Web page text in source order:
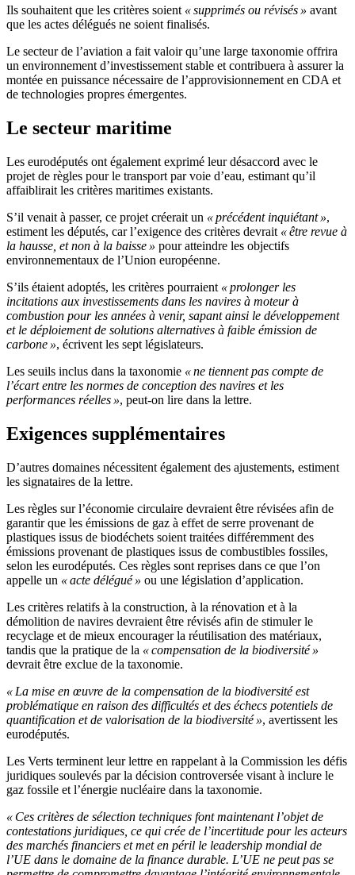
Ils souhaitent que les critères soient « supprimés ou révisés » avant
que les actes délégués ne soient finalisés.
Le secteur de l’aviation a fait valoir qu’une large taxonomie offrira
un environnement d’investissement stable et contribuera à assurer la
montée en puissance nécessaire de l’approvisionnement en CDA et
de technologies propres émergentes.
Le secteur maritime
Les eurodéputés ont également exprimé leur désaccord avec le
projet de règles pour le transport par voie d’eau, estimant qu’il
affaiblirait les critères maritimes existants.
S’il venait à passer, ce projet créerait un « précédent inquiétant »,
estiment les députés, car l’exigence des critères devrait « être revue à
la hausse, et non à la baisse » pour atteindre les objectifs
environnementaux de l’Union européenne.
S’ils étaient adoptés, les critères pourraient « prolonger les
incitations aux investissements dans les navires à moteur à
combustion pour les années à venir, sapant ainsi le développement
et le déploiement de solutions alternatives à faible émission de
carbone », écrivent les sept législateurs.
Les seuils inclus dans la taxonomie « ne tiennent pas compte de
l’écart entre les normes de conception des navires et les
performances réelles », peut-on lire dans la lettre.
Exigences supplémentaires
D’autres domaines nécessitent également des ajustements, estiment
les signataires de la lettre.
Les règles sur l’économie circulaire devraient être révisées afin de
garantir que les émissions de gaz à effet de serre provenant de
plastiques issus de biodéchets soient traitées différemment des
émissions provenant de plastiques issus de combustibles fossiles,
selon les eurodéputés. Ces règles sont reprises dans ce que l’on
appelle un « acte délégué » ou une législation d’application.
Les critères relatifs à la construction, à la rénovation et à la
démolition de navires devraient être révisés afin de stimuler le
recyclage et de mieux encourager la réutilisation des matériaux,
tandis que la pratique de la « compensation de la biodiversité »
devrait être exclue de la taxonomie.
« La mise en œuvre de la compensation de la biodiversité est
problématique en raison des difficultés et des échecs potentiels de
quantification et de valorisation de la biodiversité », avertissent les
eurodéputés.
Les Verts terminent leur lettre en rappelant à la Commission les défis
juridiques soulevés par la décision controversée visant à inclure le
gaz fossile et l’énergie nucléaire dans la taxonomie.
« Ces critères de sélection techniques font maintenant l’objet de
contestations juridiques, ce qui crée de l’incertitude pour les acteurs
des marchés financiers et met en péril le leadership mondial de
l’UE dans le domaine de la finance durable. L’UE ne peut pas se